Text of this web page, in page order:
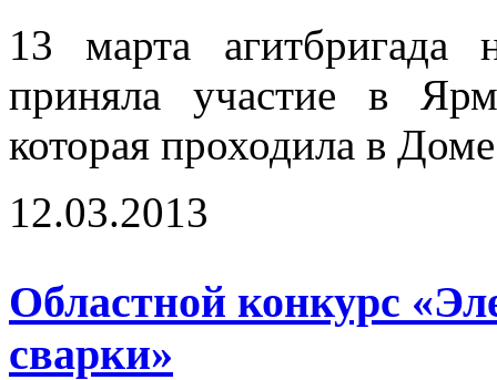
13 марта агитбригада
приняла участие в
которая проходила в
12.03.2013
Областной конкурс
сварки»